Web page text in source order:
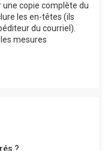
une copie complète du
les en-têtes (ils
du courriel).
mesures
?